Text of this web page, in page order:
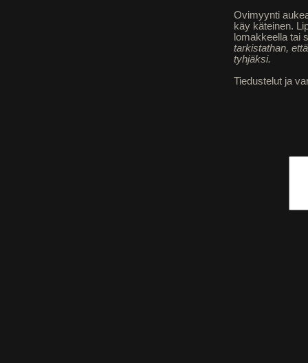
Ovimyynti
käy käteinen.
lomakkeella tai
tarkistathan,
tyhjäksi.
Tiedustelut ja